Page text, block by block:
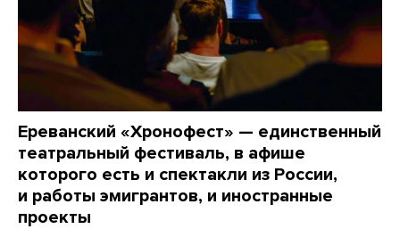
Ереванский «Хронофест» — единственный
театральный фестиваль, в афише
которого есть и спектакли из России,
и работы эмигрантов, и иностранные
проекты